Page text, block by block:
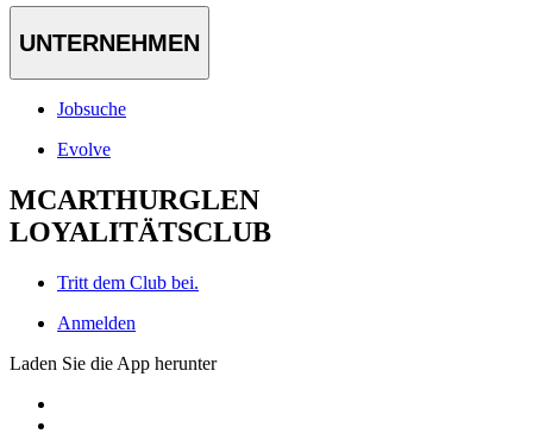
UNTERNEHMEN
Jobsuche
Evolve
MCARTHURGLEN
LOYALITÄTSCLUB
Tritt dem Club bei.
Anmelden
Laden Sie die App herunter